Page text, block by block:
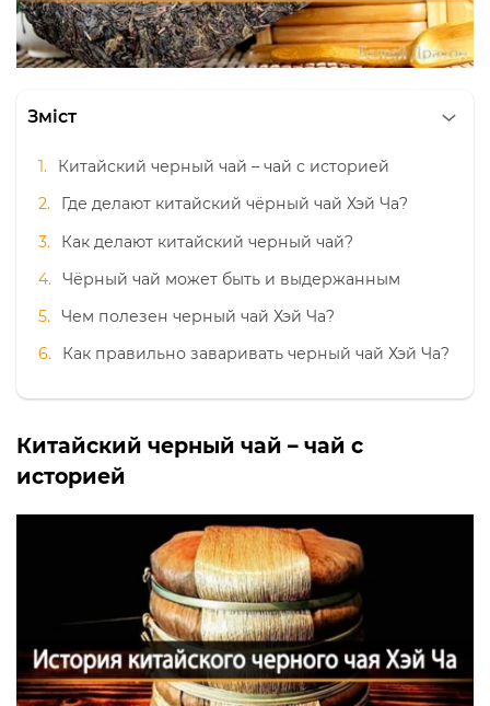
Зміст
Китайский черный чай – чай с историей
Где делают китайский чёрный чай Хэй Ча?
Как делают китайский черный чай?
Чёрный чай может быть и выдержанным
Чем полезен черный чай Хэй Ча?
Как правильно заваривать черный чай Хэй Ча?
Китайский черный чай – чай с
историей